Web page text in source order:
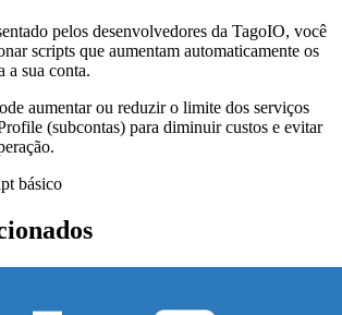
pelos desenvolvedores da TagoIO, você
scripts que aumentam automaticamente os
a sua conta.
aumentar ou reduzir o limite dos serviços
(subcontas) para diminuir custos e evitar
básico